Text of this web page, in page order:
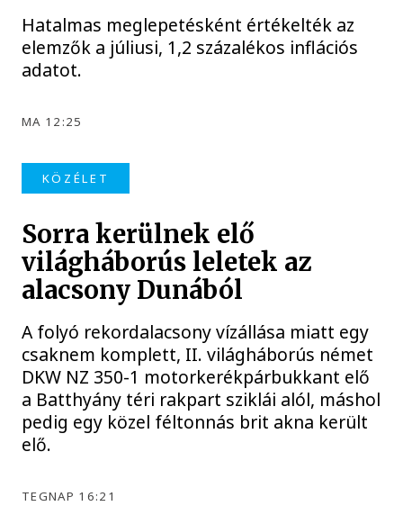
Hatalmas meglepetésként értékelték az
elemzők a júliusi, 1,2 százalékos inflációs
adatot.
MA 12:25
KÖZÉLET
Sorra kerülnek elő
világháborús leletek az
alacsony Dunából
A folyó rekordalacsony vízállása miatt egy
csaknem komplett, II. világháborús német
DKW NZ 350-1 motorkerékpárbukkant elő
a Batthyány téri rakpart sziklái alól, máshol
pedig egy közel féltonnás brit akna került
elő.
TEGNAP 16:21